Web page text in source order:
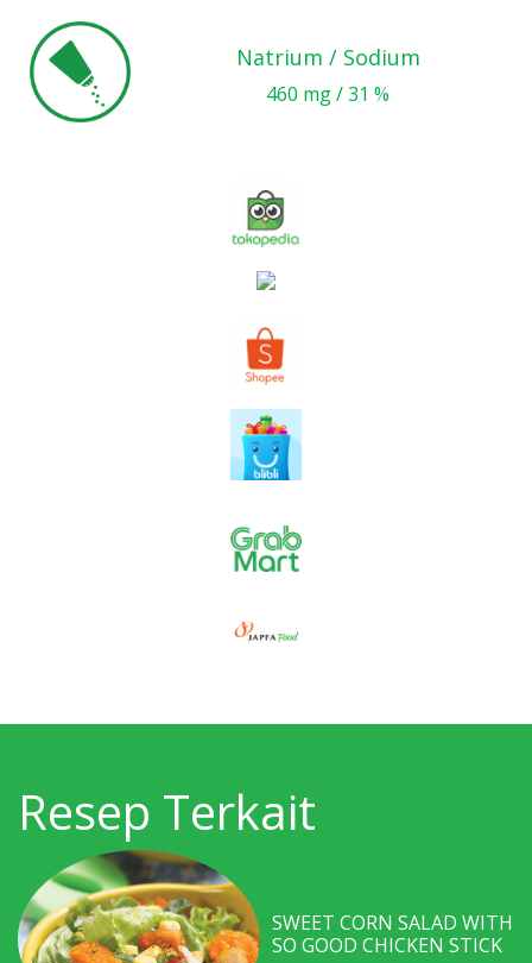
Natrium / Sodium
460 mg / 31 %
Resep Terkait
SWEET CORN SALAD WITH
SO GOOD CHICKEN STICK